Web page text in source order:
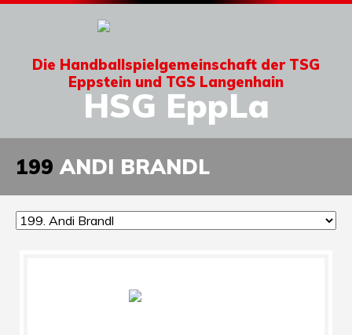
Die Handballspielgemeinschaft der TSG
Eppstein und TGS Langenhain
HSG EppLa
199 ANDI BRANDL